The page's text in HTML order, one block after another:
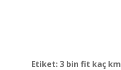
Etiket:3 bin fit kaç km